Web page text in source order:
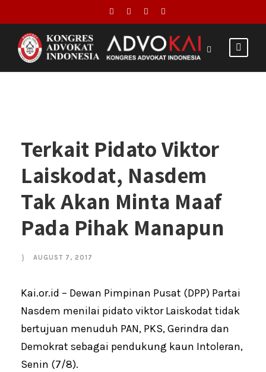
Terkait Pidato Viktor
Laiskodat, Nasdem
Tak Akan Minta Maaf
Pada Pihak Manapun
AUGUST 7, 2017
Kai.or.id – Dewan Pimpinan Pusat (DPP) Partai
Nasdem menilai pidato viktor Laiskodat tidak
bertujuan menuduh PAN, PKS, Gerindra dan
Demokrat sebagai pendukung kaun Intoleran,
Senin (7/8).